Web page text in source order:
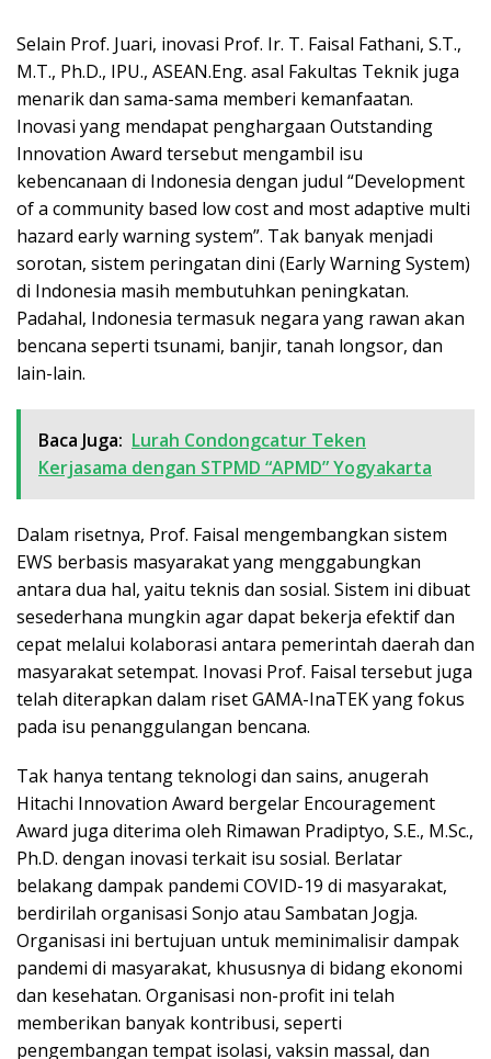
Selain Prof. Juari, inovasi Prof. Ir. T. Faisal Fathani, S.T.,
M.T., Ph.D., IPU., ASEAN.Eng. asal Fakultas Teknik juga
menarik dan sama-sama memberi kemanfaatan.
Inovasi yang mendapat penghargaan Outstanding
Innovation Award tersebut mengambil isu
kebencanaan di Indonesia dengan judul “Development
of a community based low cost and most adaptive multi
hazard early warning system”. Tak banyak menjadi
sorotan, sistem peringatan dini (Early Warning System)
di Indonesia masih membutuhkan peningkatan.
Padahal, Indonesia termasuk negara yang rawan akan
bencana seperti tsunami, banjir, tanah longsor, dan
lain-lain.
Baca Juga: Lurah Condongcatur Teken
Kerjasama dengan STPMD “APMD” Yogyakarta
Dalam risetnya, Prof. Faisal mengembangkan sistem
EWS berbasis masyarakat yang menggabungkan
antara dua hal, yaitu teknis dan sosial. Sistem ini dibuat
sesederhana mungkin agar dapat bekerja efektif dan
cepat melalui kolaborasi antara pemerintah daerah dan
masyarakat setempat. Inovasi Prof. Faisal tersebut juga
telah diterapkan dalam riset GAMA-InaTEK yang fokus
pada isu penanggulangan bencana.
Tak hanya tentang teknologi dan sains, anugerah
Hitachi Innovation Award bergelar Encouragement
Award juga diterima oleh Rimawan Pradiptyo, S.E., M.Sc.,
Ph.D. dengan inovasi terkait isu sosial. Berlatar
belakang dampak pandemi COVID-19 di masyarakat,
berdirilah organisasi Sonjo atau Sambatan Jogja.
Organisasi ini bertujuan untuk meminimalisir dampak
pandemi di masyarakat, khususnya di bidang ekonomi
dan kesehatan. Organisasi non-profit ini telah
memberikan banyak kontribusi, seperti
pengembangan tempat isolasi, vaksin massal, dan